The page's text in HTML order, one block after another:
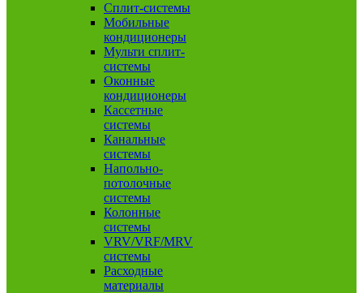
Сплит-системы
Мобильные
кондиционеры
Мульти сплит-
системы
Оконные
кондиционеры
Кассетные
системы
Канальные
системы
Напольно-
потолочные
системы
Колонные
системы
VRV/VRF/MRV
системы
Расходные
материалы